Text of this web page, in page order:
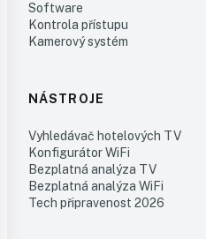
Software
Kontrola přístupu
Kamerový systém
NÁSTROJE
Vyhledávač hotelových TV
Konfigurátor WiFi
Bezplatná analýza TV
Bezplatná analýza WiFi
Tech připravenost 2026